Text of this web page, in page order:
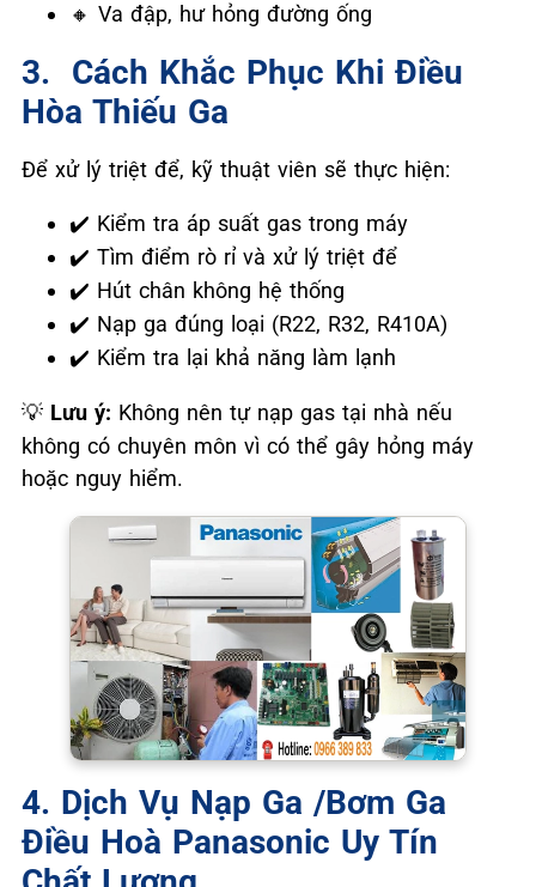
🔸 Va đập, hư hỏng đường ống
3. ️ Cách Khắc Phục Khi Điều
Hòa Thiếu Ga
Để xử lý triệt để, kỹ thuật viên sẽ thực hiện:
✔️ Kiểm tra áp suất gas trong máy
✔️ Tìm điểm rò rỉ và xử lý triệt để
✔️ Hút chân không hệ thống
✔️ Nạp ga đúng loại (R22, R32, R410A)
✔️ Kiểm tra lại khả năng làm lạnh
💡 Lưu ý: Không nên tự nạp gas tại nhà nếu
không có chuyên môn vì có thể gây hỏng máy
hoặc nguy hiểm.
4. Dịch Vụ Nạp Ga /Bơm Ga
Điều Hoà Panasonic Uy Tín